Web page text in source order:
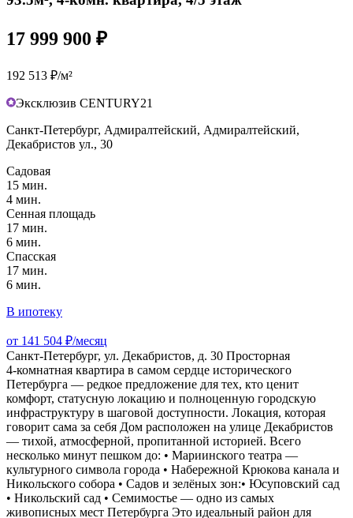
17 999 900 ₽
192 513 ₽/м²
Эксклюзив CENTURY21
Санкт-Петербург, Адмиралтейский, Адмиралтейский,
Декабристов ул., 30
Садовая
15 мин.
4 мин.
Сенная площадь
17 мин.
6 мин.
Спасская
17 мин.
6 мин.
В ипотеку
от 141 504 ₽/месяц
Санкт‑Петербург, ул. Декабристов, д. 30 Просторная
4‑комнатная квартира в самом сердце исторического
Петербурга — редкое предложение для тех, кто ценит
комфорт, статусную локацию и полноценную городскую
инфраструктуру в шаговой доступности. Локация, которая
говорит сама за себя Дом расположен на улице Декабристов
— тихой, атмосферной, пропитанной историей. Всего
несколько минут пешком до: • Мариинского театра —
культурного символа города • Набережной Крюкова канала и
Никольского собора • Садов и зелёных зон:• Юсуповский сад
• Никольский сад • Семимостье — одно из самых
живописных мест Петербурга Это идеальный район для